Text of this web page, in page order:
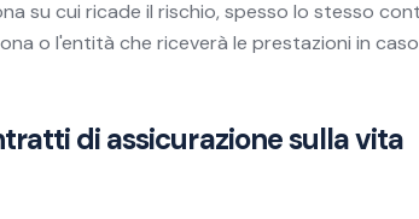
su cui ricade il rischio, spesso lo stesso
o l'entità che riceverà le prestazioni in
di assicurazione sulla vita